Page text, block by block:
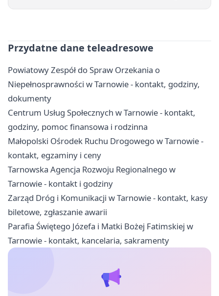
Przydatne dane teleadresowe
Powiatowy Zespół do Spraw Orzekania o
Niepełnosprawności w Tarnowie - kontakt, godziny,
dokumenty
Centrum Usług Społecznych w Tarnowie - kontakt,
godziny, pomoc finansowa i rodzinna
Małopolski Ośrodek Ruchu Drogowego w Tarnowie -
kontakt, egzaminy i ceny
Tarnowska Agencja Rozwoju Regionalnego w
Tarnowie - kontakt i godziny
Zarząd Dróg i Komunikacji w Tarnowie - kontakt, kasy
biletowe, zgłaszanie awarii
Parafia Świętego Józefa i Matki Bożej Fatimskiej w
Tarnowie - kontakt, kancelaria, sakramenty